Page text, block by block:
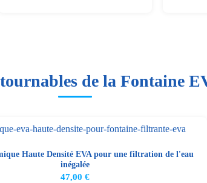
de la Fontaine
Haute Densité EVA pour une filtration de l'eau
inégalée
47,00 €